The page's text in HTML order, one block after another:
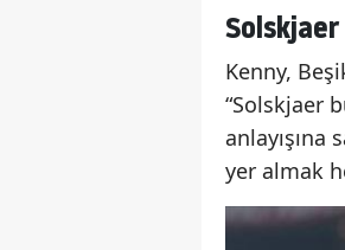
Kenny,
“Solskjaer
anlayışına
yer almak